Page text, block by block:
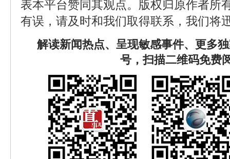
表本平台赞同其观点。版权归原作者所
有误，请及时和我们取得联系，我们将
解读新闻热点、呈现敏感事件、更多
号，扫描二维码免费